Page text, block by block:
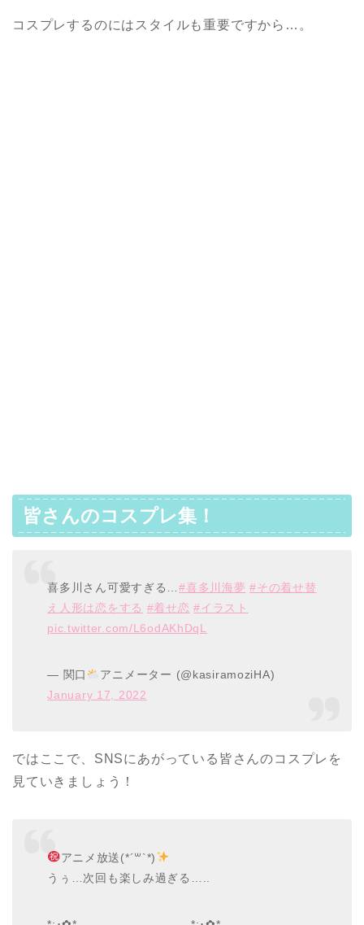
コスプレするのにはスタイルも重要ですから…。
皆さんのコスプレ集！
喜多川さん可愛すぎる…#喜多川海夢 #その着せ替
え人形は恋をする #着せ恋 #イラスト
pic.twitter.com/L6odAKhDqL
— 関口
アニメーター (@kasiramoziHA)
January 17, 2022
ではここで、SNSにあがっている皆さんのコスプレを
見ていきましょう！
アニメ放送(*´꒳`*)
うぅ…次回も楽しみ過ぎる…..